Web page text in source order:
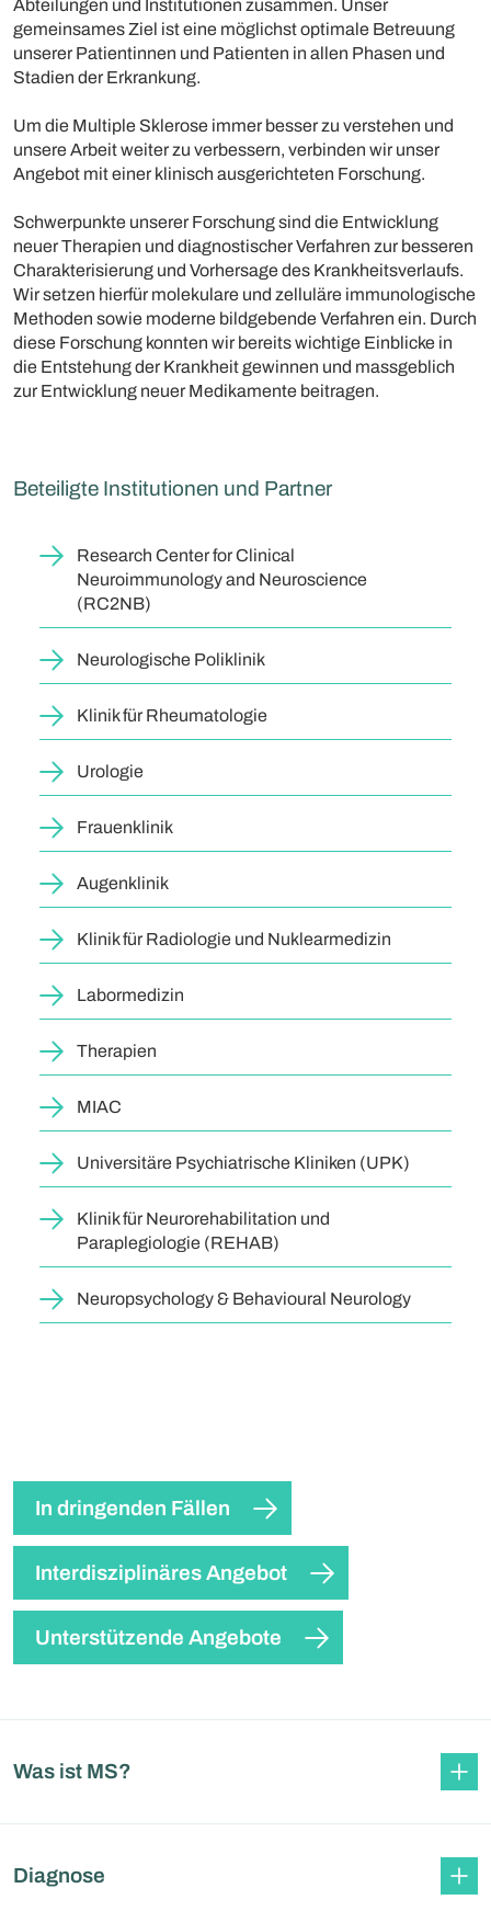
Abteilungen und Institutionen zusammen. Unser
gemeinsames Ziel ist eine möglichst optimale Betreuung
unserer Patientinnen und Patienten in allen Phasen und
Stadien der Erkrankung.
Um die Multiple Sklerose immer besser zu verstehen und
unsere Arbeit weiter zu verbessern, verbinden wir unser
Angebot mit einer klinisch ausgerichteten Forschung.
Schwerpunkte unserer Forschung sind die Entwicklung
neuer Therapien und diagnostischer Verfahren zur besseren
Charakterisierung und Vorhersage des Krankheitsverlaufs.
Wir setzen hierfür molekulare und zelluläre immunologische
Methoden sowie moderne bildgebende Verfahren ein. Durch
diese Forschung konnten wir bereits wichtige Einblicke in
die Entstehung der Krankheit gewinnen und massgeblich
zur Entwicklung neuer Medikamente beitragen.
Beteiligte Institutionen und Partner
Research Center for Clinical
Neuroimmunology and Neuroscience
(RC2NB)
Neurologische Poliklinik
Klinik für Rheumatologie
Urologie
Frauenklinik
Augenklinik
Klinik für Radiologie und Nuklearmedizin
Labormedizin
Therapien
MIAC
Universitäre Psychiatrische Kliniken (UPK)
Klinik für Neurorehabilitation und
Paraplegiologie (REHAB)
Neuropsychology & Behavioural Neurology
In dringenden Fällen
Interdisziplinäres Angebot
Unterstützende Angebote
Was ist MS?
Diagnose